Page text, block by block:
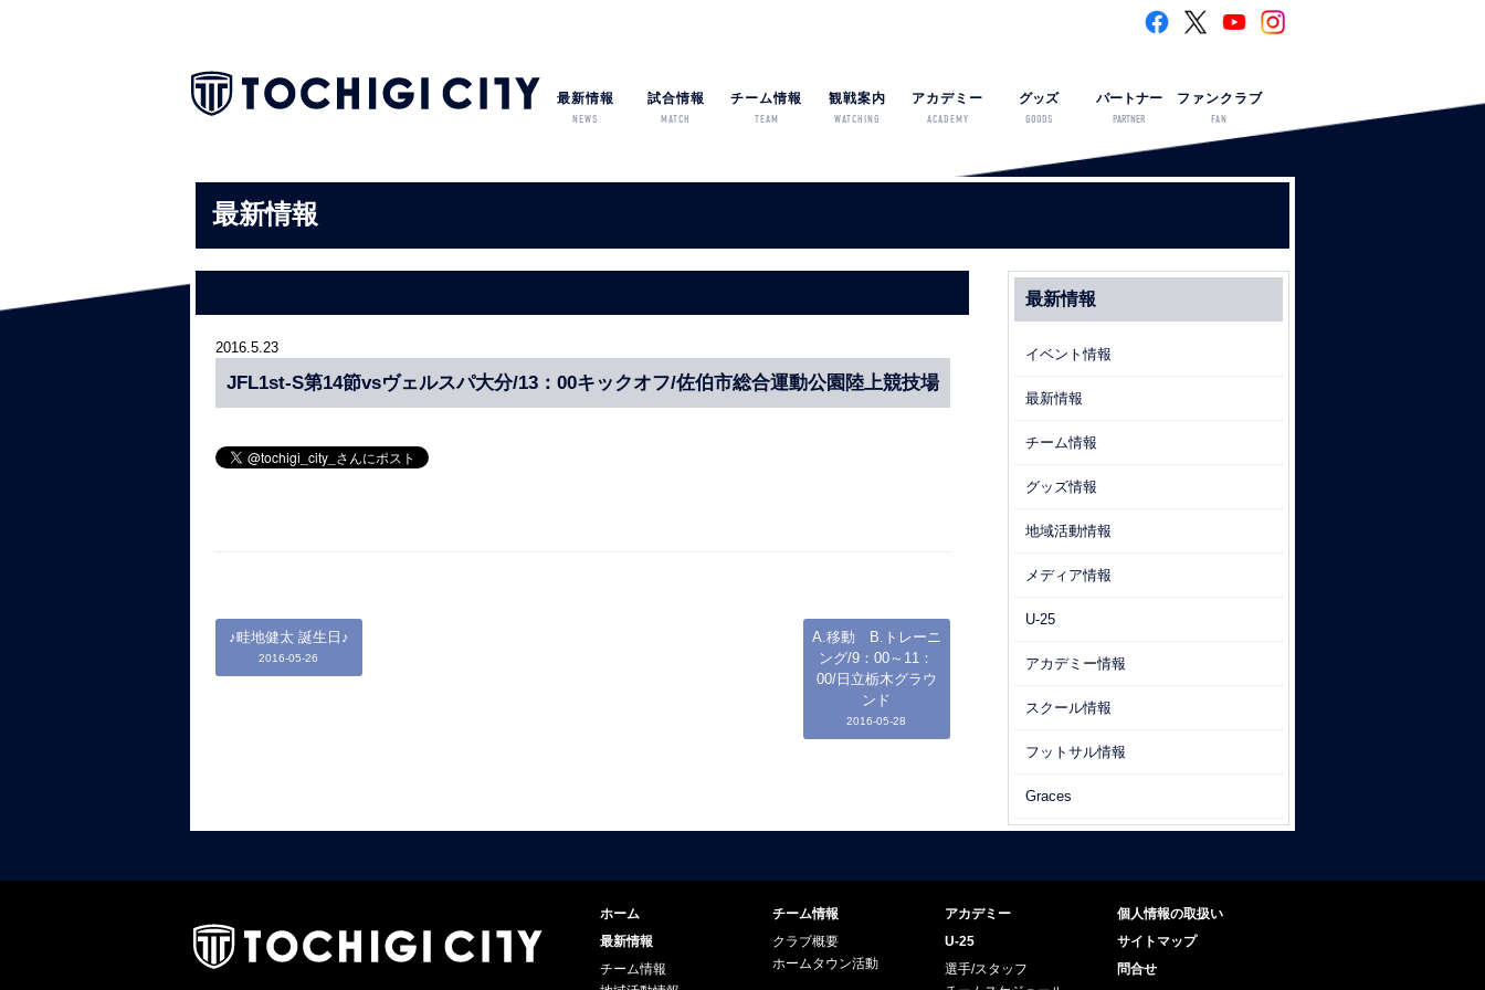
最新情報
NEWS
試合情報
MATCH
チーム情報
TEAM
観戦案内
WATCHING
アカデミー
ACADEMY
グッズ
GOODS
パートナー
PARTNER
ファンクラブ
FAN
最新情報
2016.5.23
JFL1st-S第14節vsヴェルスパ大分/13：00キックオフ/佐伯市総合運動公園陸上競技場
♪畦地健太 誕生日♪
2016-05-26
A.移動 B.トレーニ
ング/9：00～11：
00/日立栃木グラウ
ンド
2016-05-28
最新情報
イベント情報
最新情報
チーム情報
グッズ情報
地域活動情報
メディア情報
U-25
アカデミー情報
スクール情報
フットサル情報
Graces
ホーム
最新情報
チーム情報
チーム情報
クラブ概要
ホームタウン活動
アカデミー
U-25
選手/スタッフ
個人情報の取扱い
サイトマップ
問合せ